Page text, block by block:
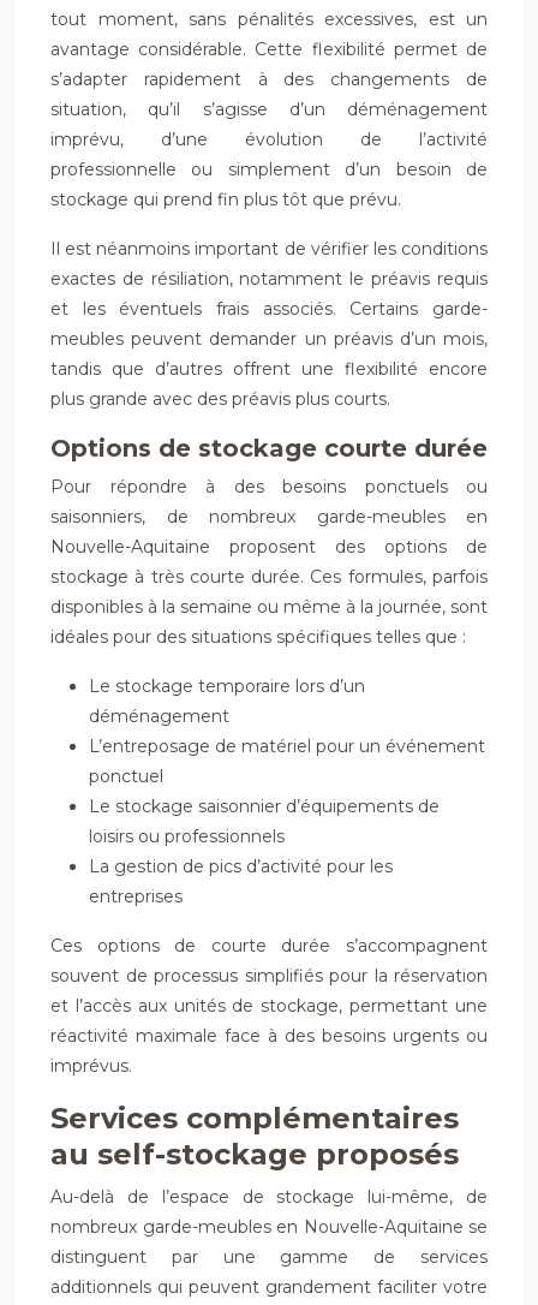
tout moment, sans pénalités excessives, est un
avantage considérable. Cette flexibilité permet de
s’adapter rapidement à des changements de
situation, qu’il s’agisse d’un déménagement
imprévu, d’une évolution de l’activité
professionnelle ou simplement d’un besoin de
stockage qui prend fin plus tôt que prévu.
Il est néanmoins important de vérifier les conditions
exactes de résiliation, notamment le préavis requis
et les éventuels frais associés. Certains garde-
meubles peuvent demander un préavis d’un mois,
tandis que d’autres offrent une flexibilité encore
plus grande avec des préavis plus courts.
Options de stockage courte durée
Pour répondre à des besoins ponctuels ou
saisonniers, de nombreux garde-meubles en
Nouvelle-Aquitaine proposent des options de
stockage à très courte durée. Ces formules, parfois
disponibles à la semaine ou même à la journée, sont
idéales pour des situations spécifiques telles que :
Le stockage temporaire lors d’un
déménagement
L’entreposage de matériel pour un événement
ponctuel
Le stockage saisonnier d’équipements de
loisirs ou professionnels
La gestion de pics d’activité pour les
entreprises
Ces options de courte durée s’accompagnent
souvent de processus simplifiés pour la réservation
et l’accès aux unités de stockage, permettant une
réactivité maximale face à des besoins urgents ou
imprévus.
Services complémentaires
au self-stockage proposés
Au-delà de l’espace de stockage lui-même, de
nombreux garde-meubles en Nouvelle-Aquitaine se
distinguent par une gamme de services
additionnels qui peuvent grandement faciliter votre